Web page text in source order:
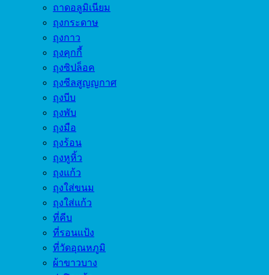
ถาดอลูมิเนียม
ถุงกระดาษ
ถุงกาว
ถุงคุกกี้
ถุงซิปล็อค
ถุงซีลสูญญกาศ
ถุงบีบ
ถุงพับ
ถุงมือ
ถุงร้อน
ถุงหูหิ้ว
ถุงแก้ว
ถุงใส่ขนม
ถุงใส่แก้ว
ที่คีบ
ที่รอนแป้ง
ที่วัดอุณหภูมิ
ผ้าขาวบาง